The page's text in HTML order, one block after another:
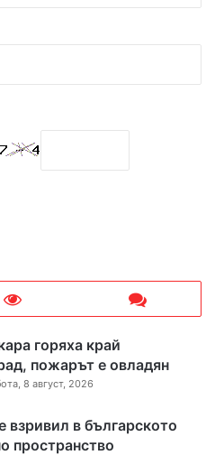
горяха край
пожарът е овладян
8 август, 2026
взривил в българското
пространство